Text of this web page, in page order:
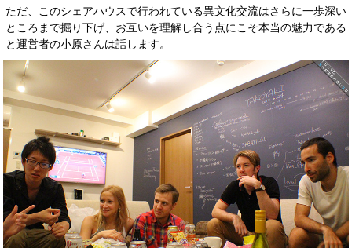
ただ、このシェアハウスで行われている異文化交流はさらに一歩深い
ところまで掘り下げ、お互いを理解し合う点にこそ本当の魅力である
と運営者の小原さんは話します。